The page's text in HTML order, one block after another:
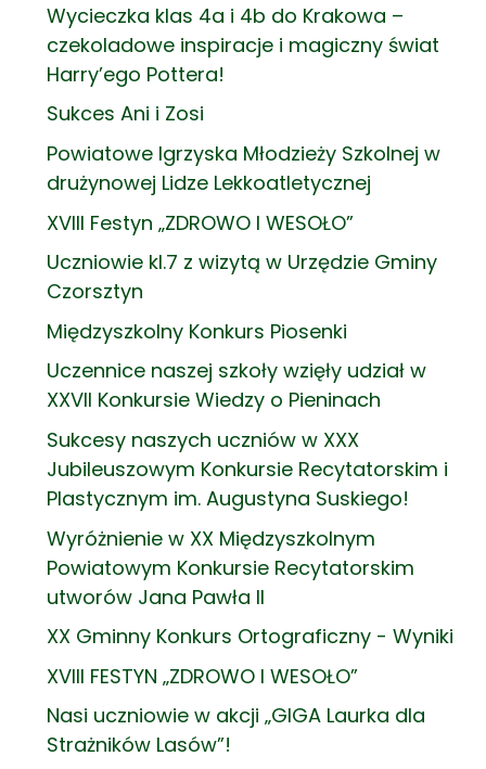
Wycieczka klas 4a i 4b do Krakowa –
czekoladowe inspiracje i magiczny świat
Harry’ego Pottera!
Sukces Ani i Zosi
Powiatowe Igrzyska Młodzieży Szkolnej w
drużynowej Lidze Lekkoatletycznej
XVIII Festyn „ZDROWO I WESOŁO”
Uczniowie kl.7 z wizytą w Urzędzie Gminy
Czorsztyn
Międzyszkolny Konkurs Piosenki
Uczennice naszej szkoły wzięły udział w
XXVII Konkursie Wiedzy o Pieninach
Sukcesy naszych uczniów w XXX
Jubileuszowym Konkursie Recytatorskim i
Plastycznym im. Augustyna Suskiego!
Wyróżnienie w XX Międzyszkolnym
Powiatowym Konkursie Recytatorskim
utworów Jana Pawła II
XX Gminny Konkurs Ortograficzny - Wyniki
XVIII FESTYN „ZDROWO I WESOŁO”
Nasi uczniowie w akcji „GIGA Laurka dla
Strażników Lasów”!